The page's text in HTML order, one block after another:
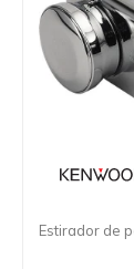
Estirador de